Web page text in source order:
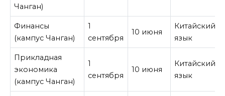
Чанган)
Финансы
(кампус Чанган)
1
сентября
10 июня
Китайский
язык
Прикладная
экономика
(кампус Чанган)
1
сентября
10 июня
Китайский
язык